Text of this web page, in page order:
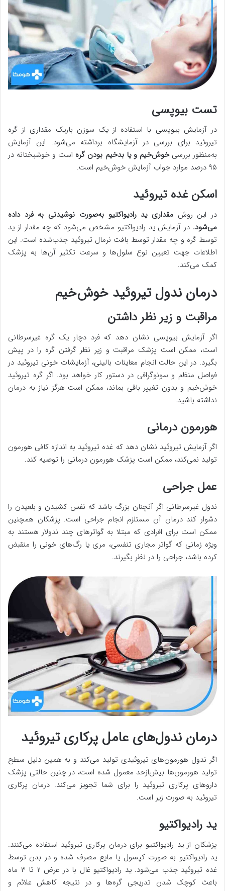
تست بیوپسی
در آزمایش بیوپسی با استفاده از یک سوزن باریک مقداری از گره
تیروئید برای بررسی در آزمایشگاه برداشته می‌شود. این آزمایش
به‌منظور بررسیخوش‌خیم و یا بدخیم بودن گره است و خوشبختانه در
۹۵ درصد موارد جواب آزمایش خوش‌خیم است.
اسکن غده تیروئید
در این روشمقداری ید رادیواکتیو به‌صورت نوشیدنی به فرد داده
می‌شود. در آزمایش ید رادیواکتیو مشخص می‌شود که چه مقدار از ید
توسط گره و چه مقدار توسط بافت نرمال تیروئید جذب‌شده است. این
اطلاعات جهت تعیین نوع سلول‌ها و سرعت تکثیر آن‌ها به پزشک
کمک می‌کند.
درمان ندول تیروئید خوش‌خیم
مراقبت و زیر نظر داشتن
اگر آزمایش بیوپسی نشان دهد که فرد دچار یک گره غیرسرطانی
است، ممکن است پزشک مراقبت و زیر نظر گرفتن گره را در پیش
بگیرد. در این حالت انجام معاینات بالینی، آزمایشات خونی تیروئید در
فواصل منظم و سونوگرافی در دستور کار خواهد بود. اگر گره تیروئید
خوش‌خیم و بدون تغییر باقی بماند، ممکن است هرگز نیاز به درمان
نداشته باشید.
هورمون درمانی
اگر آزمایش تیروئید نشان دهد که غده تیروئید به اندازه کافی هورمون
تولید نمی‌کند، ممکن است پزشک هورمون درمانی را توصیه کند.
عمل جراحی
ندول غیرسرطانی اگر آنچنان بزرگ باشد که نفس کشیدن و بلعیدن را
دشوار کند درمان آن مستلزم انجام جراحی است. پزشکان همچنین
ممکن است برای افرادی که مبتلا به گواترهای چند ندولار هستند به
ویژه زمانی که گواتر مجاری تنفسی، مری یا رگ‌های خونی را منقبض
کرده باشد، جراحی را در نظر بگیرند.
درمان ندول‌های عامل پرکاری تیروئید
اگر ندول هورمون‌های تیروئیدی تولید می‌کند و به همین دلیل سطح
تولید هورمون‌ها بیش‌ازحد معمول شده است، در چنین حالتی پزشک
داروهای پرکاری تیروئید را برای شما تجویز می‌کند. درمان پرکاری
تیروئید به صورت زیر است.
ید رادیواکتیو
پزشکان از ید رادیواکتیو برای درمان پرکاری تیروئید استفاده می‌کنند.
ید رادیواکتیو به صورت کپسول یا مایع مصرف شده و در بدن توسط
غده تیروئید جذب می‌شود. ید رادیواکتیو غال با در عرض ۲ تا ۳ ماه
باعث کوچک شدن تدریجی گره‌ها و در نتیجه کاهش علائم و